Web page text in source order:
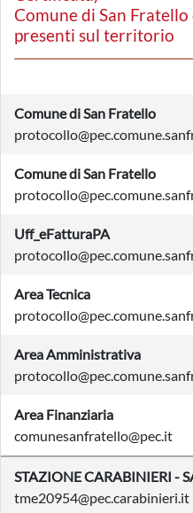
Comune di San
presenti sul territorio
Comune di San Fratello
Comune di San Fratello
Uff_eFatturaPA
Area Tecnica
Area Amministrativa
Area Finanziaria
comunesanfratello@pec.it
STAZIONE CARABINIERI -
tme20954@pec.carabinieri.it